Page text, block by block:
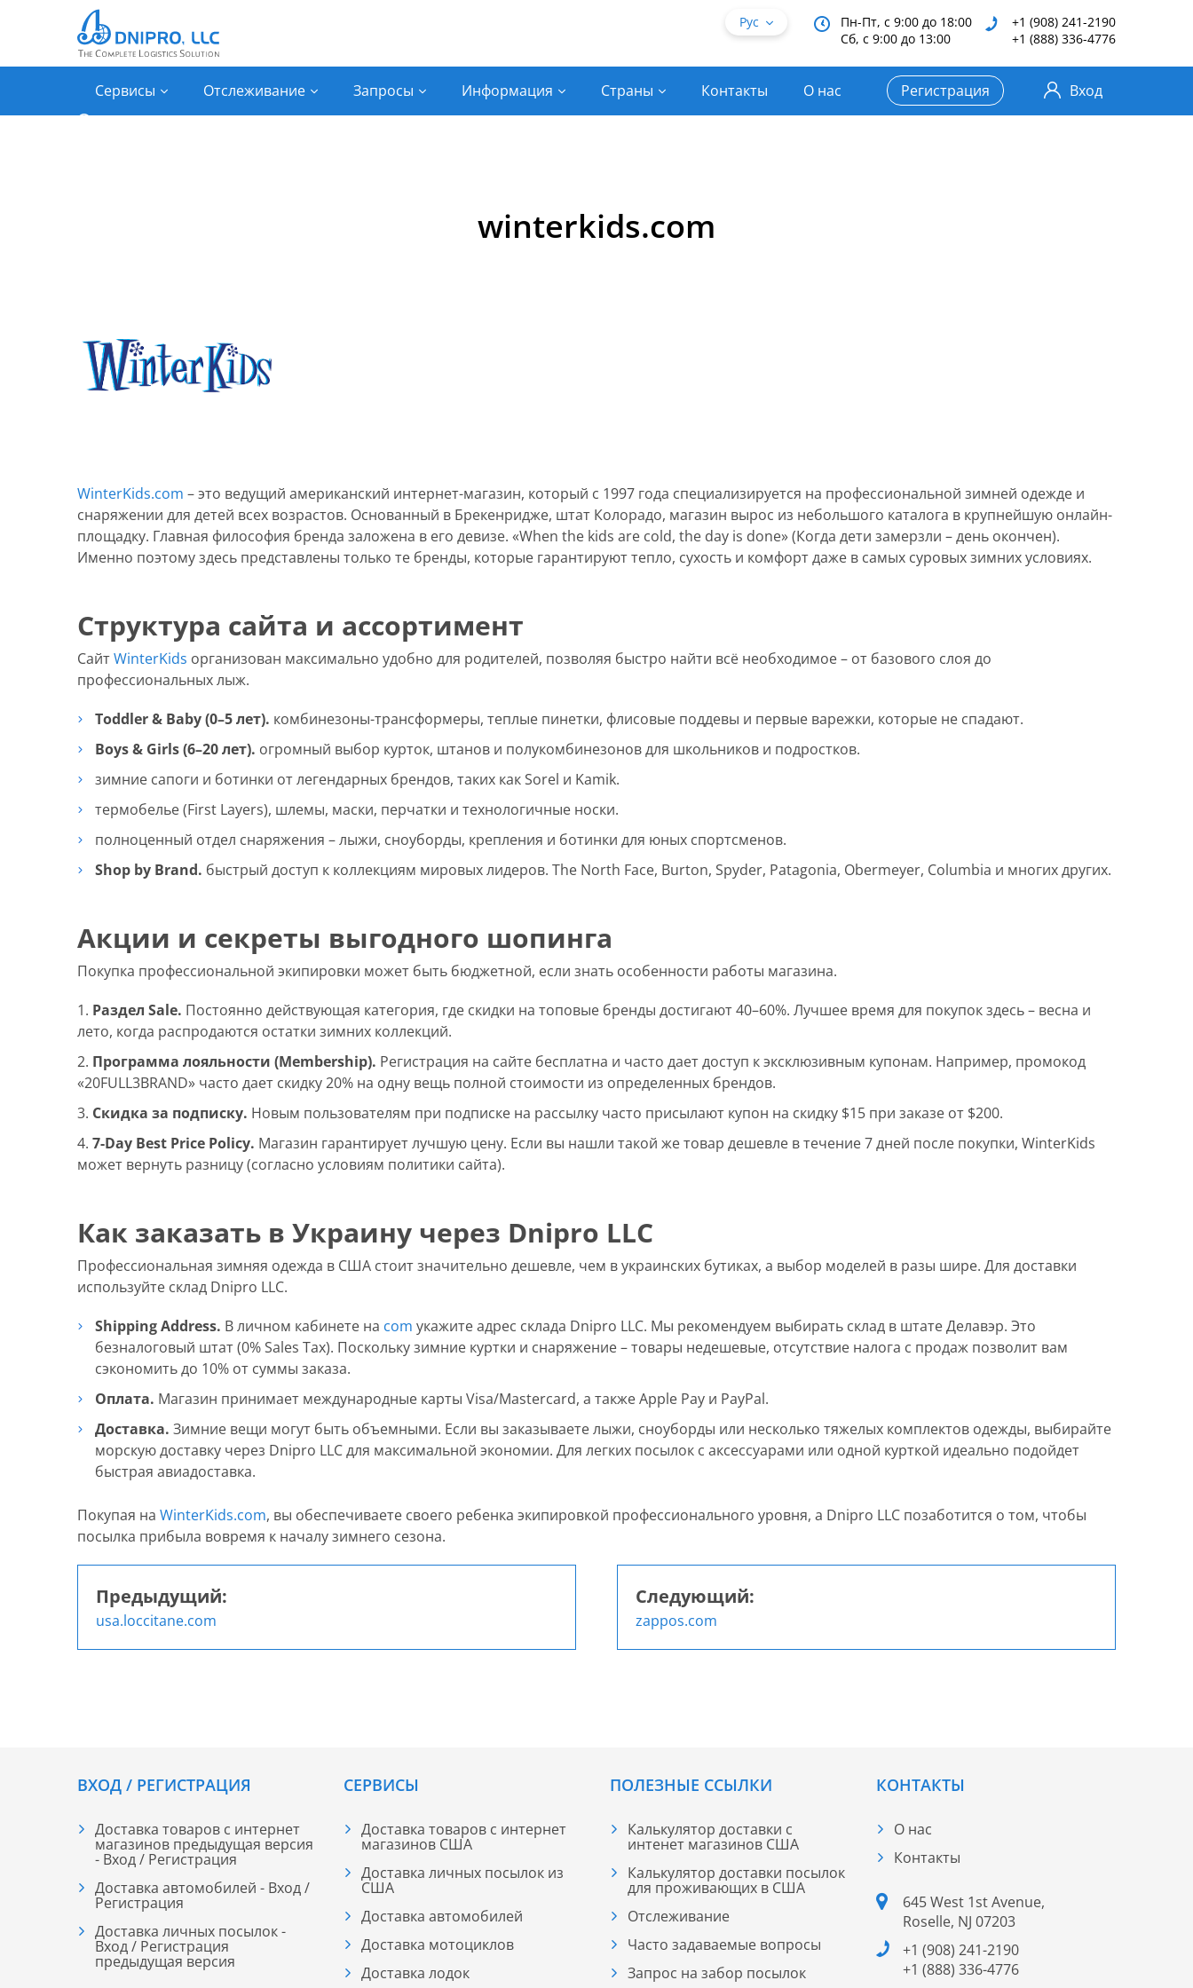
winterkids.com
WinterKids.com – это ведущий американский интернет-магазин, который с 1997 года специализируется на профессиональной зимней одежде и
снаряжении для детей всех возрастов. Основанный в Брекенридже, штат Колорадо, магазин вырос из небольшого каталога в крупнейшую онлайн-
площадку. Главная философия бренда заложена в его девизе. «When the kids are cold, the day is done» (Когда дети замерзли – день окончен).
Именно поэтому здесь представлены только те бренды, которые гарантируют тепло, сухость и комфорт даже в самых суровых зимних условиях.
Структура сайта и ассортимент
СайтWinterKids организован максимально удобно для родителей, позволяя быстро найти всё необходимое – от базового слоя до
профессиональных лыж.
Toddler & Baby (0–5 лет). комбинезоны-трансформеры, теплые пинетки, флисовые поддевы и первые варежки, которые не спадают.
Boys & Girls (6–20 лет). огромный выбор курток, штанов и полукомбинезонов для школьников и подростков.
зимние сапоги и ботинки от легендарных брендов, таких как Sorel и Kamik.
термобелье (First Layers), шлемы, маски, перчатки и технологичные носки.
полноценный отдел снаряжения – лыжи, сноуборды, крепления и ботинки для юных спортсменов.
Shop by Brand. быстрый доступ к коллекциям мировых лидеров. The North Face, Burton, Spyder, Patagonia, Obermeyer, Columbia и многих других.
Акции и секреты выгодного шопинга
Покупка профессиональной экипировки может быть бюджетной, если знать особенности работы магазина.
Раздел Sale. Постоянно действующая категория, где скидки на топовые бренды достигают 40–60%. Лучшее время для покупок здесь – весна и
лето, когда распродаются остатки зимних коллекций.
Программа лояльности (Membership). Регистрация на сайте бесплатна и часто дает доступ к эксклюзивным купонам. Например, промокод
«20FULL3BRAND» часто дает скидку 20% на одну вещь полной стоимости из определенных брендов.
Скидка за подписку. Новым пользователям при подписке на рассылку часто присылают купон на скидку $15 при заказе от $200.
7-Day Best Price Policy. Магазин гарантирует лучшую цену. Если вы нашли такой же товар дешевле в течение 7 дней после покупки, WinterKids
может вернуть разницу (согласно условиям политики сайта).
Как заказать в Украину через Dnipro LLC
Профессиональная зимняя одежда в США стоит значительно дешевле, чем в украинских бутиках, а выбор моделей в разы шире. Для доставки
используйте склад Dnipro LLC.
Shipping Address. В личном кабинете на com укажите адрес склада Dnipro LLC. Мы рекомендуем выбирать склад в штате Делавэр. Это
безналоговый штат (0% Sales Tax). Поскольку зимние куртки и снаряжение – товары недешевые, отсутствие налога с продаж позволит вам
сэкономить до 10% от суммы заказа.
Оплата. Магазин принимает международные карты Visa/Mastercard, а также Apple Pay и PayPal.
Доставка. Зимние вещи могут быть объемными. Если вы заказываете лыжи, сноуборды или несколько тяжелых комплектов одежды, выбирайте
морскую доставку через Dnipro LLC для максимальной экономии. Для легких посылок с аксессуарами или одной курткой идеально подойдет
быстрая авиадоставка.
Покупая на WinterKids.com, вы обеспечиваете своего ребенка экипировкой профессионального уровня, а Dnipro LLC позаботится о том, чтобы
посылка прибыла вовремя к началу зимнего сезона.
Навигация
записям
Предыдущий:
usa.loccitane.com
Следующий:
zappos.com
Рус
Пн-Пт, с 9:00 до 18:00
Сб, с 9:00 до 13:00
+1 (908) 241-2190
+1 (888) 336-4776
Сервисы Отслеживание Запросы Информация Страны Контакты О нас Регистрация Вход
ВХОД / РЕГИСТРАЦИЯ
Доставка товаров с интернет
магазинов предыдущая версия
- Вход / Регистрация
Доставка автомобилей - Вход /
Регистрация
Доставка личных посылок -
Вход / Регистрация
предыдущая версия
СЕРВИСЫ
Доставка товаров с интернет
магазинов США
Доставка личных посылок из
США
Доставка автомобилей
Доставка мотоциклов
Доставка лодок
ПОЛЕЗНЫЕ ССЫЛКИ
Калькулятор доставки с
интенет магазинов США
Калькулятор доставки посылок
для проживающих в США
Отслеживание
Часто задаваемые вопросы
Запрос на забор посылок
КОНТАКТЫ
О нас
Контакты
645 West 1st Avenue,
Roselle, NJ 07203
+1 (908) 241-2190
+1 (888) 336-4776